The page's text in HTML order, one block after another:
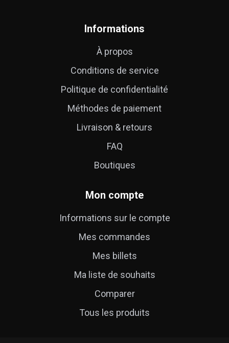
Informations
À propos
Conditions de service
Politique de confidentialité
Méthodes de paiement
Livraison & retours
FAQ
Boutiques
Mon compte
Informations sur le compte
Mes commandes
Mes billets
Ma liste de souhaits
Comparer
Tous les produits